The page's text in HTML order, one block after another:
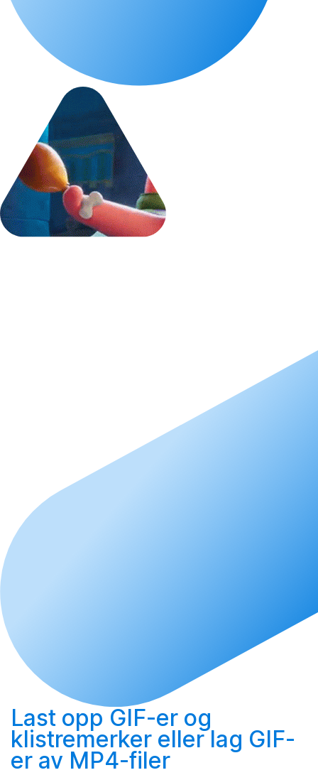
Last opp GIF-er og
klistremerker ellerlag GIF-
er av MP4-filer